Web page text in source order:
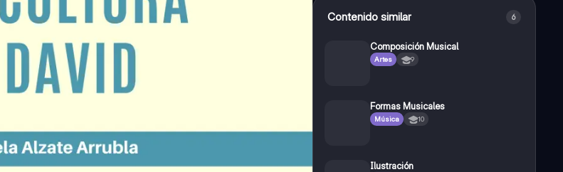
Contenido similar 6
Composición Musical
Artes 9
Formas Musicales
Música 10
Ilustración